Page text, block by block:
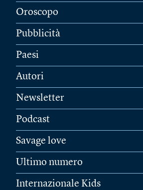
Oroscopo
Pubblicità
Paesi
Autori
Newsletter
Podcast
Savage love
Ultimo numero
Internazionale Kids